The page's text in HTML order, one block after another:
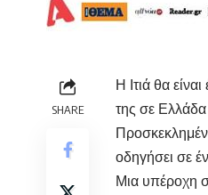
SHARE
Η Ιτιά θα
της σε
οδηγήσει σε
Μια υπέροχη